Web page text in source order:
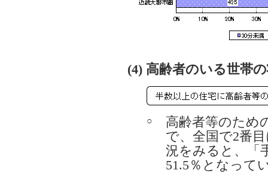
(4) 高齢者のいる世帯
○
高齢者等のため
で、全国で2番
況をみると、「
51.5％となって